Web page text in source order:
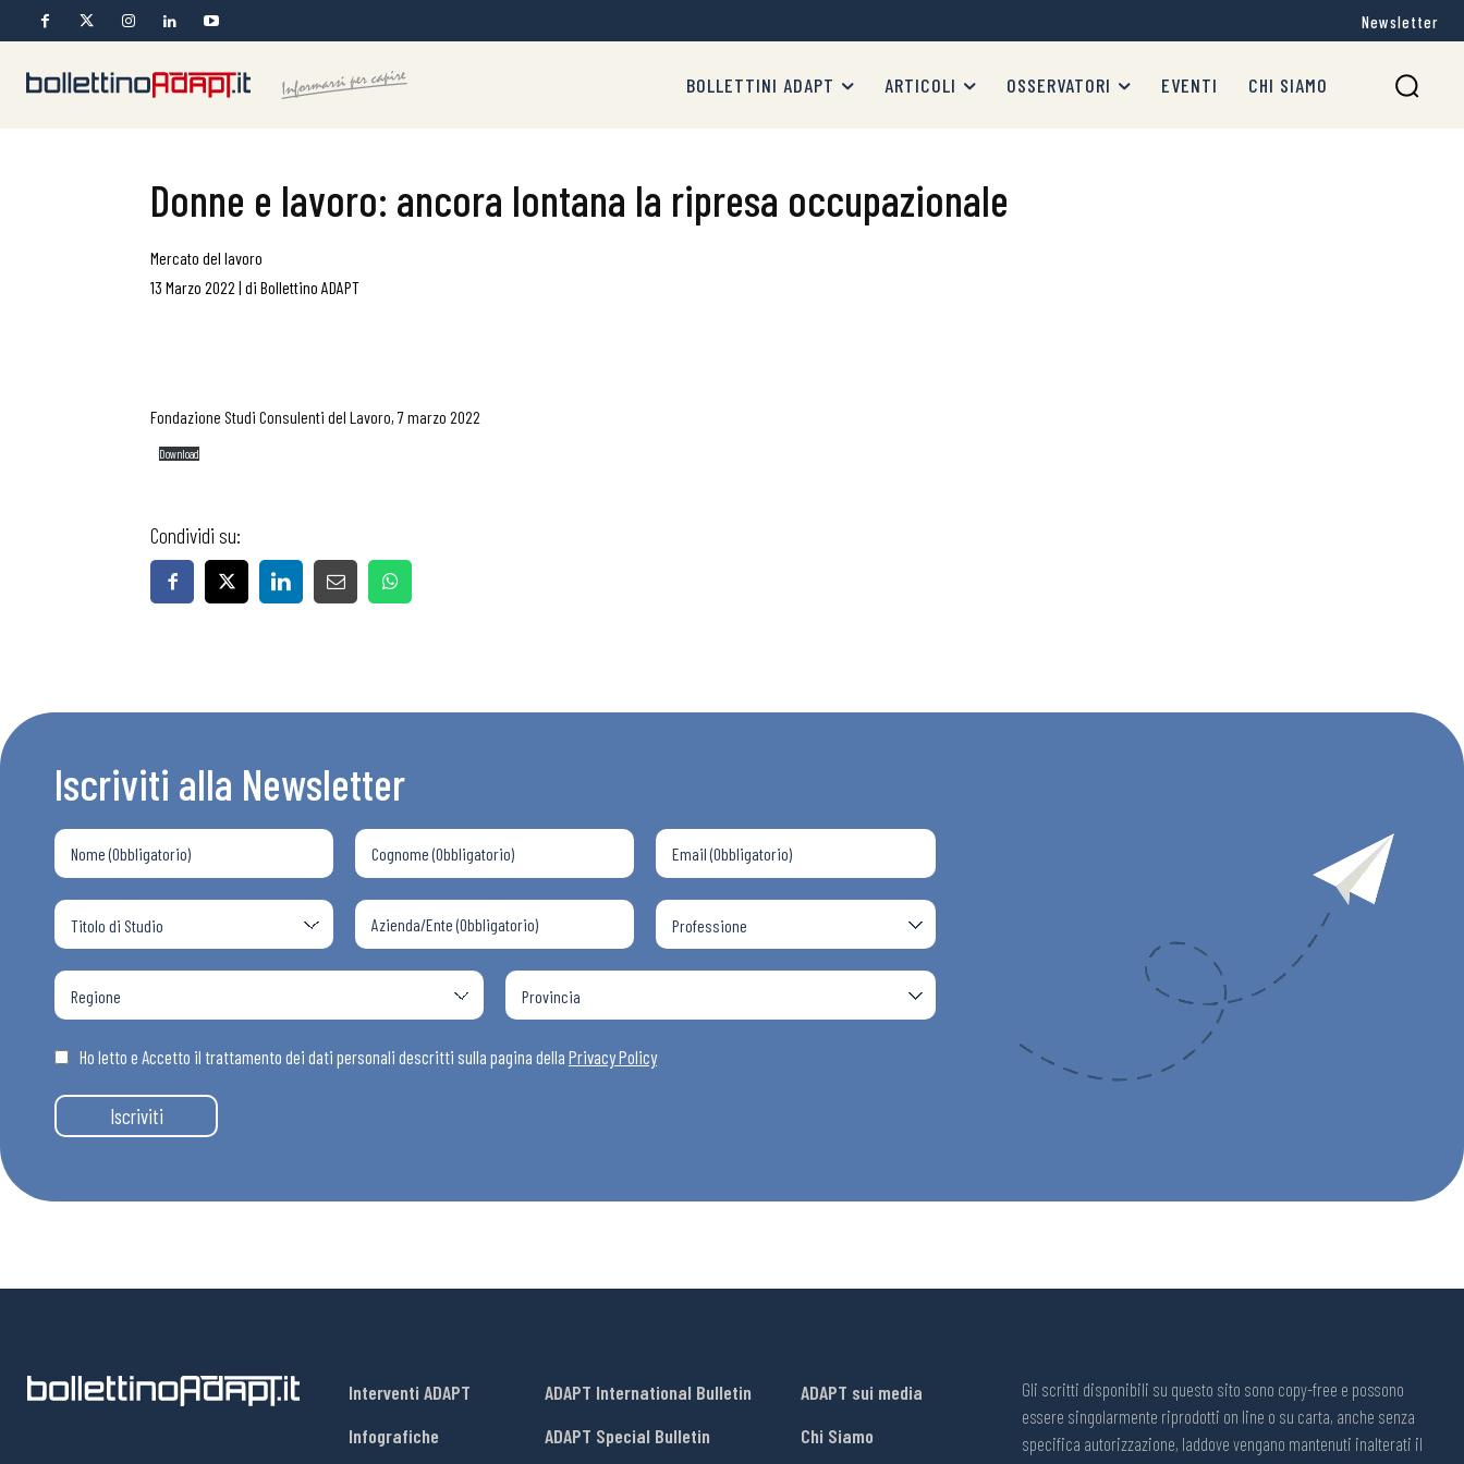
Bollettini ADAPT
Articoli
Osservatori
Eventi
Newsletter
BOLLETTINI ADAPT ARTICOLI OSSERVATORI EVENTI CHI SIAMO
Donne e lavoro: ancora lontana la ripresa occupazionale
Mercato del lavoro
13 Marzo 2022 | di Bollettino ADAPT
Fondazione Studi Consulenti del Lavoro, 7 marzo 2022
Download
Condividi su:
Iscriviti alla Newsletter
Ho letto e Accetto il trattamento dei dati personali descritti sulla pagina della Privacy Policy
Iscriviti
Interventi ADAPT
Infografiche
ADAPT International Bulletin
ADAPT Special Bulletin
ADAPT sui media
Chi Siamo
Gli scritti disponibili su questo sito sono copy-free e possono
essere singolarmente riprodotti on line o su carta, anche senza
specifica autorizzazione, laddove vengano mantenuti inalterati il